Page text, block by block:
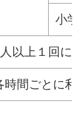
小学
以上１回に
間ごとに利